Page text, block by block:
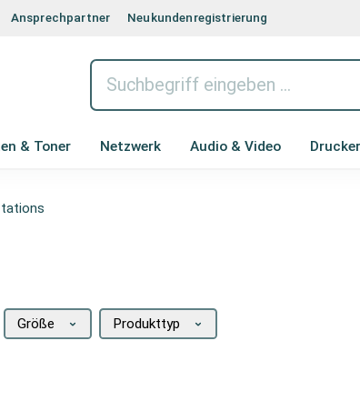
Ansprechpartner Neukundenregistrierung
& Toner Netzwerk Audio & Video
Größe Produkttyp